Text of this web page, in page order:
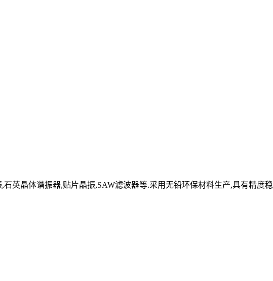
英晶体谐振器,贴片晶振,SAW滤波器等.采用无铅环保材料生产,具有精度稳